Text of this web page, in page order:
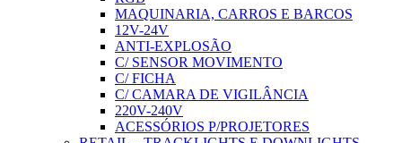
MAQUINARIA, CARROS E BARCOS
12V-24V
ANTI-EXPLOSÃO
C/ SENSOR MOVIMENTO
C/ FICHA
C/ CAMARA DE VIGILÂNCIA
220V-240V
ACESSÓRIOS P/PROJETORES